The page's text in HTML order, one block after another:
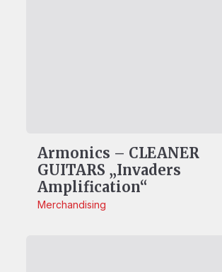
Armonics – CLEANER
GUITARS „Invaders
Amplification“
Merchandising